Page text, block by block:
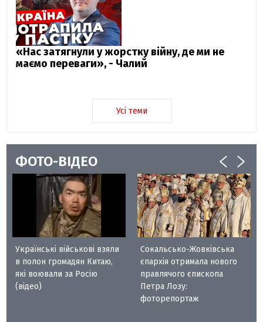
«Нас затягнули у жорстку війну, де ми не
маємо переваги», - Чалий
Усі теми
ФОТО-ВІДЕО
Українські військові взяли
в полон громадян Китаю,
які воювали за Росію
(відео)
Сокальсько-Жовківська
єпархія отримала нового
правлячого єпископа
Петра Лозу:
фоторепортаж